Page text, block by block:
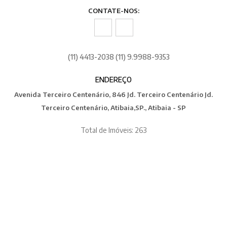
CONTATE-NOS:
(11) 4413-2038 (11) 9.9988-9353
ENDEREÇO
Avenida Terceiro Centenário, 846 Jd. Terceiro Centenário Jd.
Terceiro Centenário, Atibaia,SP., Atibaia - SP
Total de Imóveis: 263